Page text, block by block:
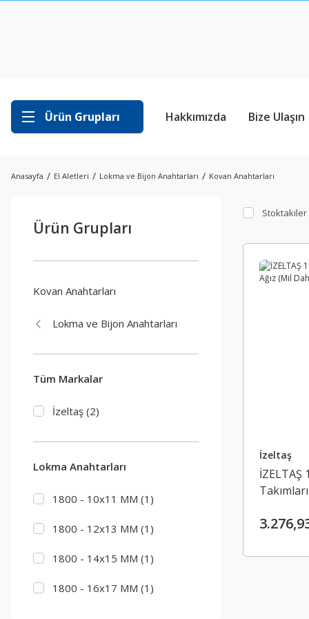
Ürün Grupları Hakkımızda Bize Ulaşın
Anasayfa El Aletleri Lokma ve Bijon Anahtarları Kovan Anahtarları
Ürün Grupları
Kovan Anahtarları
Lokma ve Bijon Anahtarları
Tüm Markalar
İzeltaş (2)
Lokma Anahtarları
1800 - 10x11 MM (1)
1800 - 12x13 MM (1)
1800 - 14x15 MM (1)
1800 - 16x17 MM (1)
Stoktakiler
İzeltaş
İZELTAŞ